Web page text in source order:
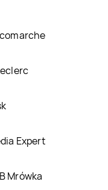
Expert
Mrówka